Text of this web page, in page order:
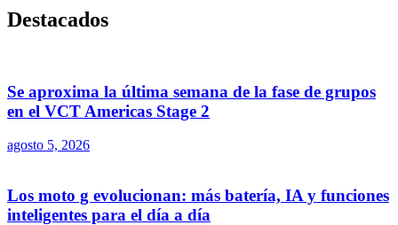
Destacados
Se aproxima la última semana de la fase de grupos
en el VCT Americas Stage 2
agosto 5, 2026
Los moto g evolucionan: más batería, IA y funciones
inteligentes para el día a día